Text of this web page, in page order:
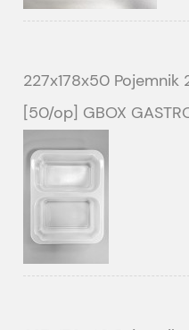
227x178x50
[50/op] GBOX